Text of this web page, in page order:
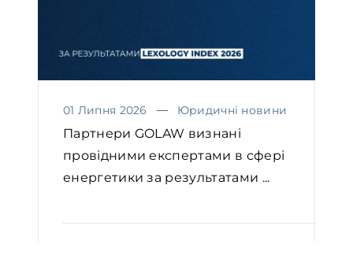
01 Липня 2026 Юридичні новини
Партнери GOLAW визнані
провідними експертами в сфері
енергетики за результатами ...